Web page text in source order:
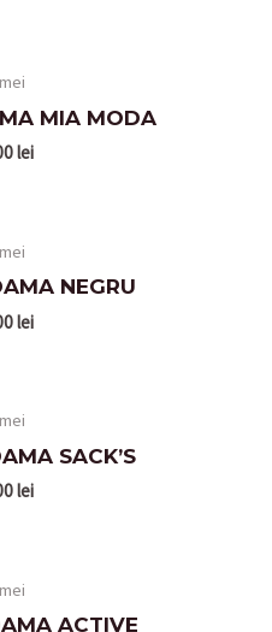
MIA MODA
lei
NEGRU
lei
SACK’S
lei
ACTIVE